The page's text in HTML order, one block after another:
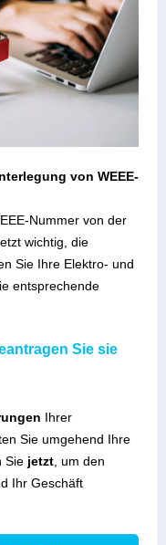
von WEEE-
Nummer von der
wichtig, die
Sie Ihre Elektro- und
entsprechende
Sie sie
Ihrer
Sie umgehend Ihre
Sie jetzt , um den
Ihr Geschäft